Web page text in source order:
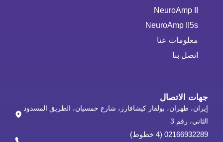
NeuroAmp II
NeuroAmp II5s
معلومات عنا
اتصل بنا
جهات الاتصال
إيران، طهران، بولفار كيشافارز، شارع حمسيان، الطريق المسدود
الثاني، رقم 3
02166932289 (4 خطوط)